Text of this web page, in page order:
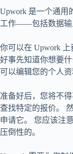
Upwork 是一个通用
工作——包括数据输
你可以在 Upwork
好事先知道你想要
可以编辑您的个人
准备好后，您将不
查找特定的报价。
申请它。 您应该注
压倒性的。